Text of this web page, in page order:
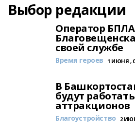
Выбор редакции
Оператор
своей службе
Время героев 1 ИЮНЯ ,
В
будут
аттракционов
Благоустройство 2